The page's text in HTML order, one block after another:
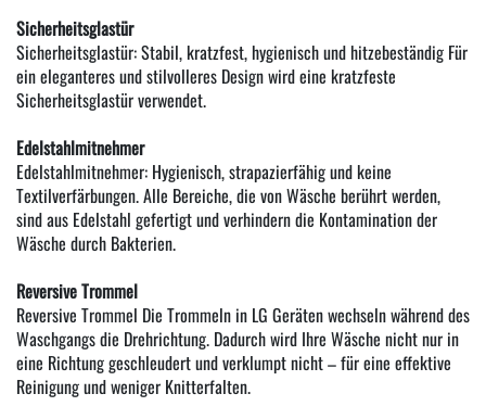
Sicherheitsglastür
Sicherheitsglastür: Stabil, kratzfest, hygienisch und hitzebeständig Für
ein eleganteres und stilvolleres Design wird eine kratzfeste
Sicherheitsglastür verwendet.
Edelstahlmitnehmer
Edelstahlmitnehmer: Hygienisch, strapazierfähig und keine
Textilverfärbungen. Alle Bereiche, die von Wäsche berührt werden,
sind aus Edelstahl gefertigt und verhindern die Kontamination der
Wäsche durch Bakterien.
Reversive Trommel
Reversive Trommel Die Trommeln in LG Geräten wechseln während des
Waschgangs die Drehrichtung. Dadurch wird Ihre Wäsche nicht nur in
eine Richtung geschleudert und verklumpt nicht – für eine effektive
Reinigung und weniger Knitterfalten.